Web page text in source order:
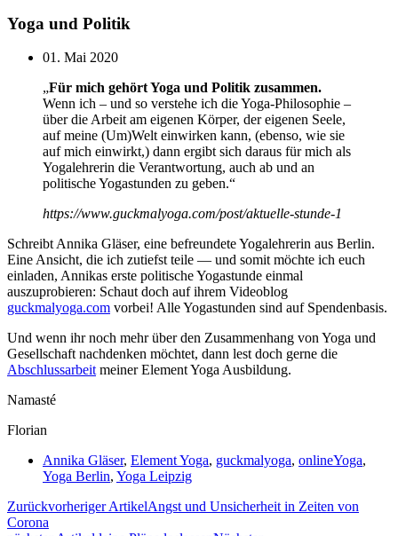
Yoga und Politik
01. Mai 2020
„Für mich gehört Yoga und Politik zusammen.
Wenn ich – und so verstehe ich die Yoga-Philosophie –
über die Arbeit am eigenen Körper, der eigenen Seele,
auf meine (Um)Welt einwirken kann, (ebenso, wie sie
auf mich einwirkt,) dann ergibt sich daraus für mich als
Yogalehrerin die Verantwortung, auch ab und an
politische Yogastunden zu geben.“
https://www.guckmalyoga.com/post/aktuelle-stunde-1
Schreibt Annika Gläser, eine befreundete Yogalehrerin aus Berlin.
Eine Ansicht, die ich zutiefst teile — und somit möchte ich euch
einladen, Annikas erste politische Yogastunde einmal
auszuprobieren: Schaut doch auf ihrem Videoblog
guckmalyoga.com vorbei! Alle Yogastunden sind auf Spendenbasis.
Und wenn ihr noch mehr über den Zusammenhang von Yoga und
Gesellschaft nachdenken möchtet, dann lest doch gerne die
Abschlussarbeitmeiner Element Yoga Ausbildung.
Namasté
Florian
Annika Gläser, Element Yoga, guckmalyoga, onlineYoga,
Yoga Berlin, Yoga Leipzig
Zurückvorheriger ArtikelAngst und Unsicherheit in Zeiten von
Corona